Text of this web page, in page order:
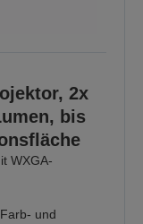
2x
bis
WXGA-
und